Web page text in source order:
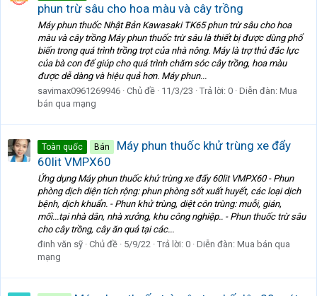
phun trừ sâu cho hoa màu và cây trồng
Máy phun thuốc Nhật Bản Kawasaki TK65 phun trừ sâu cho hoa
màu và cây trồng Máy phun thuốc trừ sâu là thiết bị được dùng phổ
biến trong quá trình trồng trọt của nhà nông. Máy là trợ thủ đắc lực
của bà con để giúp cho quá trình chăm sóc cây trồng, hoa màu
được dễ dàng và hiệu quả hơn. Máy phun...
savimax0961269946 Chủ đề 11/3/23 Trả lời: 0 Diễn đàn: Mua
bán qua mạng
Toàn quốc Bán
Máy phun thuốc khử trùng xe đẩy
60lit VMPX60
Ứng dụng Máy phun thuốc khử trùng xe đẩy 60lit VMPX60 - Phun
phòng dịch diện tích rộng: phun phòng sốt xuất huyết, các loại dịch
bệnh, dịch khuẩn. - Phun khử trùng, diệt côn trùng: muỗi, gián,
mối...tại nhà dân, nhà xưởng, khu công nghiệp.. - Phun thuốc trừ sâu
cho cây trồng, cây ăn quả tại các...
đinh văn sỹ Chủ đề 5/9/22 Trả lời: 0 Diễn đàn: Mua bán qua
mạng